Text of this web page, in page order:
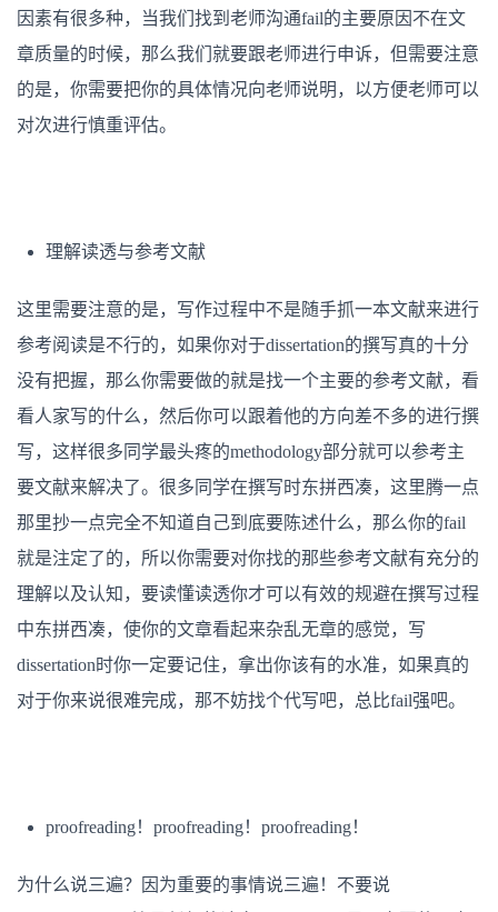
因素有很多种，当我们找到老师沟通fail的主要原因不在文
章质量的时候，那么我们就要跟老师进行申诉，但需要注意
的是，你需要把你的具体情况向老师说明，以方便老师可以
对次进行慎重评估。
理解读透与参考文献
这里需要注意的是，写作过程中不是随手抓一本文献来进行
参考阅读是不行的，如果你对于dissertation的撰写真的十分
没有把握，那么你需要做的就是找一个主要的参考文献，看
看人家写的什么，然后你可以跟着他的方向差不多的进行撰
写，这样很多同学最头疼的methodology部分就可以参考主
要文献来解决了。很多同学在撰写时东拼西凑，这里腾一点
那里抄一点完全不知道自己到底要陈述什么，那么你的fail
就是注定了的，所以你需要对你找的那些参考文献有充分的
理解以及认知，要读懂读透你才可以有效的规避在撰写过程
中东拼西凑，使你的文章看起来杂乱无章的感觉，写
dissertation时你一定要记住，拿出你该有的水准，如果真的
对于你来说很难完成，那不妨找个代写吧，总比fail强吧。
proofreading！proofreading！proofreading！
为什么说三遍？因为重要的事情说三遍！不要说